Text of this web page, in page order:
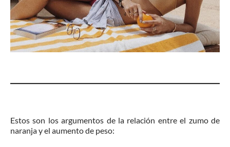
Estos son los argumentos de la relación entre el zumo de
naranja y el aumento de peso: